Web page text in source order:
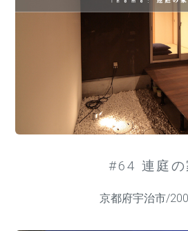
#64 連庭の
京都府宇治市/